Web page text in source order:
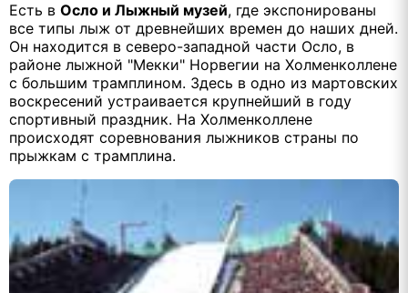
Есть в Осло и Лыжный музей, где экспонированы
все типы лыж от древнейших времен до наших дней.
Он находится в северо-западной части Осло, в
районе лыжной "Мекки" Норвегии на Холменколлене
с большим трамплином. Здесь в одно из мартовских
воскресений устраивается крупнейший в году
спортивный праздник. На Холменколлене
происходят соревнования лыжников страны по
прыжкам с трамплина.